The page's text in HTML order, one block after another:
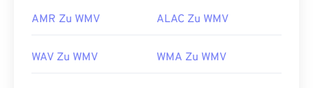
AMR Zu WMV ALAC Zu WMV
WAV Zu WMV WMA Zu WMV